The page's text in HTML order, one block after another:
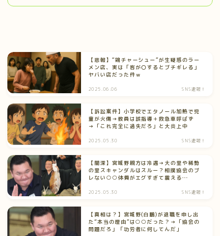
【悲報】“鶏チャーシュー”が生疑惑のラー
メン店、実は「客が〇するとブチギレる」
ヤバい店だった件ｗ
2025.06.06 SNS速報！
【訴訟案件】小学校でエタノール加熱で児
童が火傷→教員は誤指導＋救急車呼ばず
→「これ完全に過失だろ」と大炎上中
2025.05.30 SNS速報！
【闇深】宮城野親方は冷遇→大の里や稀勢
の里スキャンダルはスルー？相撲協会のブ
レない○○体質がエグすぎて震える…
2025.05.30 SNS速報！
【真相は？】宮城野(白鵬)が退職を申し出
た“本当の理由”は○○だった？→「協会の
問題だろ」「功労者に何してんだ」